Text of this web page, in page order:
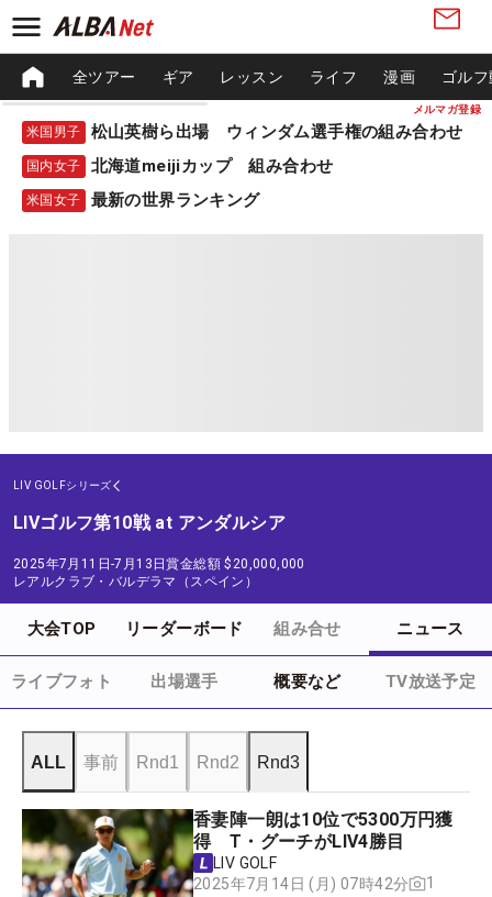
メルマガ登録
全ツアー ギア レッスン ライフ 漫画 ゴル
米国男子 松山英樹ら出場 ウィンダム選手権の組み合わせ
国内女子 北海道meijiカップ 組み合わせ
米国女子 最新の世界ランキング
LIV GOLFシリーズ
LIVゴルフ第10戦 at アンダルシア
2025年7月11日-7月13日賞金総額 $20,000,000
レアルクラブ・バルデラマ（スペイン）
大会TOP リーダーボード 組み合せ ニュース
ライブフォト 出場選手 概要など TV放送予定
ALL 事前 Rnd1 Rnd2 Rnd3
香妻陣一朗は10位で5300万円獲
得 T・グーチがLIV4勝目
LIV GOLF
2025年7月14日 (月) 07時42分
1